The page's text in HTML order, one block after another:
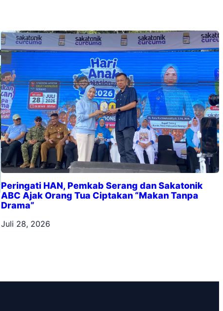
Peringati HAN, Pemkab Serang dan Sakatonik
ABC Ajak Orang Tua Ciptakan “Makan Tanpa
Drama”
Juli 28, 2026